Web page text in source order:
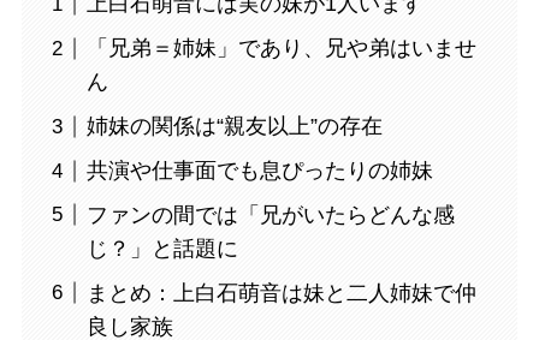
「兄弟＝姉妹」であり、兄や弟はいませ
ん
姉妹の関係は“親友以上”の存在
共演や仕事面でも息ぴったりの姉妹
ファンの間では「兄がいたらどんな感
じ？」と話題に
まとめ：上白石萌音は妹と二人姉妹で仲
良し家族